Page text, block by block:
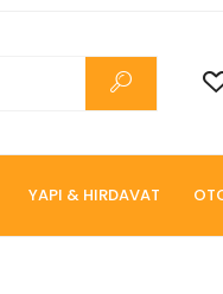
YAPI & HIRDAVAT